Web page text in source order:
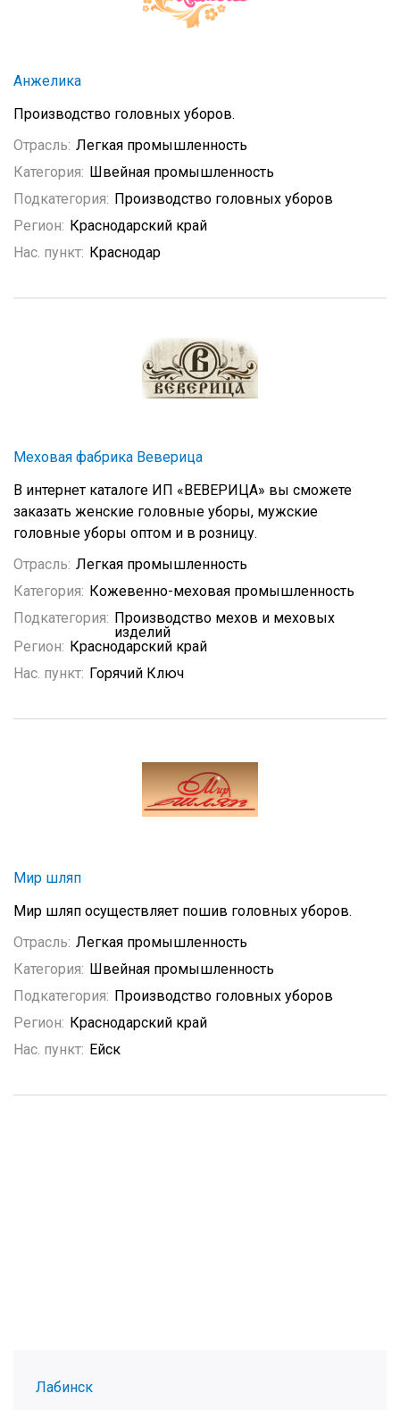
Анжелика
Производство головных уборов.
Отрасль: Легкая промышленность
Категория: Швейная промышленность
Подкатегория: Производство головных уборов
Регион: Краснодарский край
Нас. пункт: Краснодар
Меховая фабрика Веверица
В интернет каталоге ИП «ВЕВЕРИЦА» вы сможете
заказать женские головные уборы, мужские
головные уборы оптом и в розницу.
Отрасль: Легкая промышленность
Категория: Кожевенно-меховая промышленность
Подкатегория: Производство мехов и меховых
изделий
Регион: Краснодарский край
Нас. пункт: Горячий Ключ
Мир шляп
Мир шляп осуществляет пошив головных уборов.
Отрасль: Легкая промышленность
Категория: Швейная промышленность
Подкатегория: Производство головных уборов
Регион: Краснодарский край
Нас. пункт: Ейск
Лабинск